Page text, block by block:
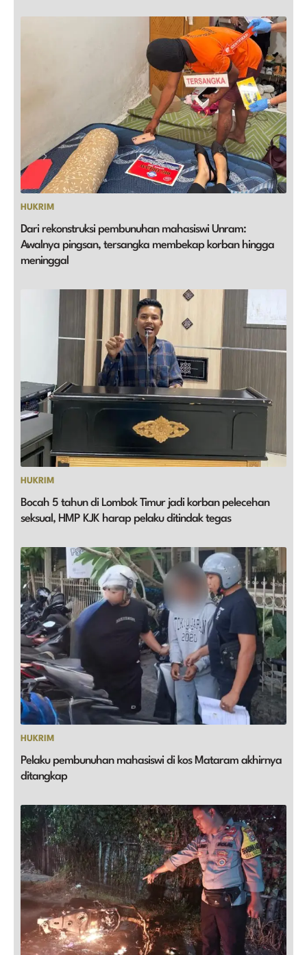
HUKRIM
Dari rekonstruksi pembunuhan mahasiswi Unram:
Awalnya pingsan, tersangka membekap korban hingga
meninggal
HUKRIM
Bocah 5 tahun di Lombok Timur jadi korban pelecehan
seksual, HMP KJK harap pelaku ditindak tegas
HUKRIM
Pelaku pembunuhan mahasiswi di kos Mataram akhirnya
ditangkap